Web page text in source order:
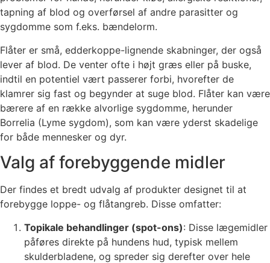
tapning af blod og overførsel af andre parasitter og
sygdomme som f.eks. bændelorm.
Flåter er små, edderkoppe-lignende skabninger, der også
lever af blod. De venter ofte i højt græs eller på buske,
indtil en potentiel vært passerer forbi, hvorefter de
klamrer sig fast og begynder at suge blod. Flåter kan være
bærere af en række alvorlige sygdomme, herunder
Borrelia (Lyme sygdom), som kan være yderst skadelige
for både mennesker og dyr.
Valg af forebyggende midler
Der findes et bredt udvalg af produkter designet til at
forebygge loppe- og flåtangreb. Disse omfatter:
Topikale behandlinger (spot-ons): Disse lægemidler
påføres direkte på hundens hud, typisk mellem
skulderbladene, og spreder sig derefter over hele